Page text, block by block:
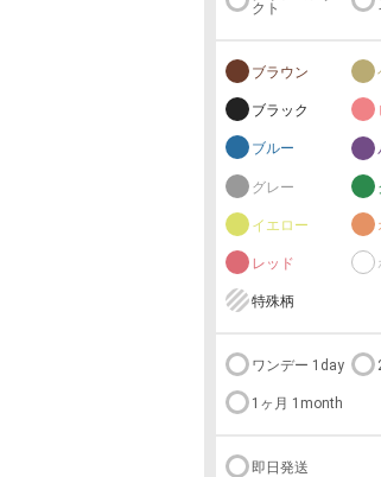
クト
ブラウン
ブラック
ブルー
グレー
イエロー
レッド
特殊柄
ワンデー 1day
1ヶ月 1month
即日発送